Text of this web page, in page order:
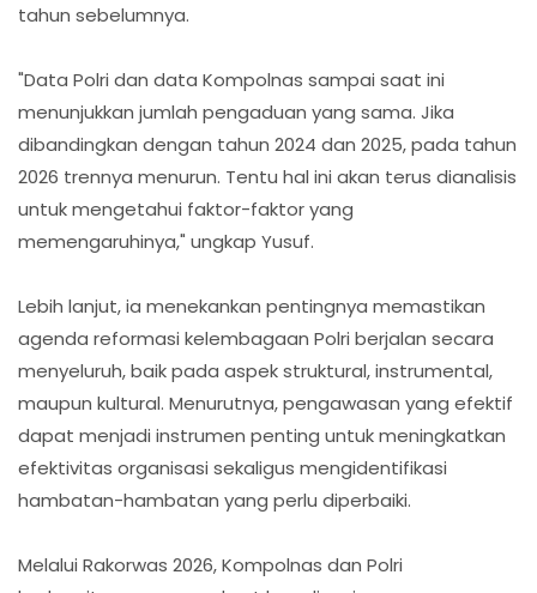
tahun sebelumnya.
"Data Polri dan data Kompolnas sampai saat ini
menunjukkan jumlah pengaduan yang sama. Jika
dibandingkan dengan tahun 2024 dan 2025, pada tahun
2026 trennya menurun. Tentu hal ini akan terus dianalisis
untuk mengetahui faktor-faktor yang
memengaruhinya," ungkap Yusuf.
Lebih lanjut, ia menekankan pentingnya memastikan
agenda reformasi kelembagaan Polri berjalan secara
menyeluruh, baik pada aspek struktural, instrumental,
maupun kultural. Menurutnya, pengawasan yang efektif
dapat menjadi instrumen penting untuk meningkatkan
efektivitas organisasi sekaligus mengidentifikasi
hambatan-hambatan yang perlu diperbaiki.
Melalui Rakorwas 2026, Kompolnas dan Polri